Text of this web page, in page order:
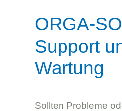
ORGA-
Support
Wartung
Sollten Probleme